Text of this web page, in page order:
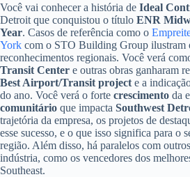
Você vai conhecer a história de Ideal
Detroit que conquistou o título ENR
Year. Casos de referência como o
York com o STO Building Group ilustram
reconhecimentos regionais. Você verá
Transit Center e outras obras ganharam
Best Airport/Transit project e a
do ano. Você verá o forte crescimento da
comunitário que impacta Southwest
trajetória da empresa, os projetos de
esse sucesso, e o que isso significa para o
região. Além disso, há paralelos com
indústria, como os vencedores dos
Southeast.